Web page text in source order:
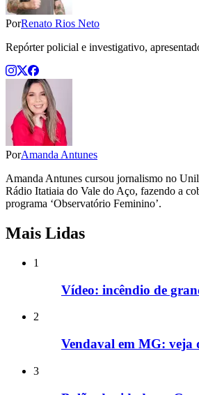
PorRenato Rios Neto
Repórter policial e investigativo,
PorAmanda Antunes
Amanda Antunes cursou jornalismo no
Rádio Itatiaia do Vale do Aço, fazendo a
programa ‘Observatório Feminino’.
Mais Lidas
1
Vídeo: incêndio de
2
Vendaval em MG: veja
3